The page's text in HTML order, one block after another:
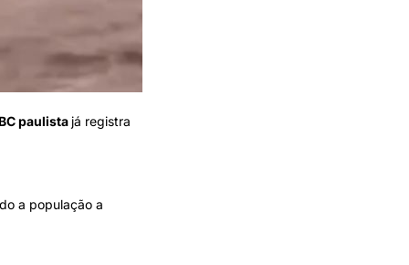
paulista já registra
a população a